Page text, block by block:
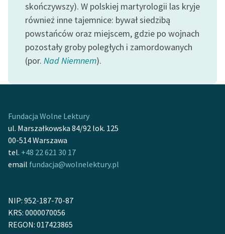
Ręce pełne poezji
Kolekcje edukacyjne
twórców przechodzących
do domeny publicznej,
Starego Testamentu
Szkoła Poezji Wolnych
Lektur
O nas
O projekcie
Zespół
skończywszy). W polskiej martyrologii las kryje
również inne tajemnice: bywał siedzibą
powstańców oraz miejscem, gdzie po wojnach
pozostały groby poległych i zamordowanych
(por. Nad Niemnem).
Fundacja Wolne Lektury
ul. Marszałkowska 84/92 lok. 125
00-514 Warszawa
tel. +48 22 621 30 17
email fundacja@wolnelektury.pl
NIP: 952-187-70-87
KRS: 0000070056
REGON: 017423865